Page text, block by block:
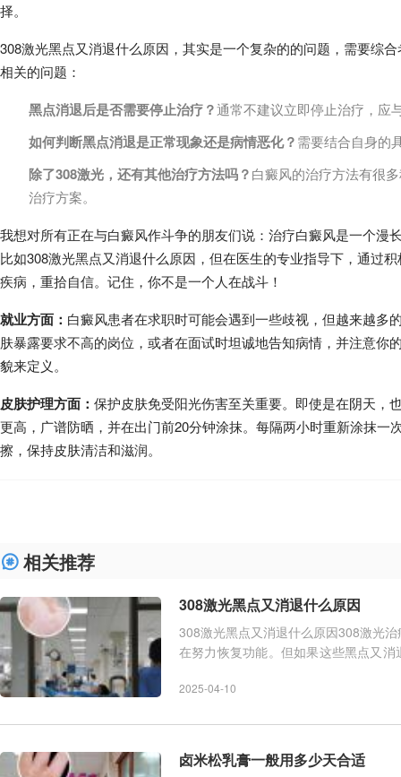
择。
308激光黑点又消退什么原因，其实是一个复杂的的问题，需要综
相关的问题：
黑点消退后是否需要停止治疗？通常不建议立即停止治疗，应
如何判断黑点消退是正常现象还是病情恶化？需要结合自身的
除了308激光，还有其他治疗方法吗？白癜风的治疗方法有很
治疗方案。
我想对所有正在与白癜风作斗争的朋友们说：治疗白癜风是一个
比如308激光黑点又消退什么原因，但在医生的专业指导下，通过
疾病，重拾自信。记住，你不是一个人在战斗！
就业方面： 白癜风患者在求职时可能会遇到一些歧视，但越来越多
肤暴露要求不高的岗位，或者在面试时坦诚地告知病情，并注意
貌来定义。
皮肤护理方面： 保护皮肤免受阳光伤害至关重要。即使是在阴天，
更高，广谱防晒，并在出门前20分钟涂抹。每隔两小时重新涂抹
擦，保持皮肤清洁和滋润。
相关推荐
308激光黑点又消退什么原因
308激光黑点又消退什么原因308激光
在努力恢复功能。但如果这些黑点又
2025-04-10
卤米松乳膏一般用多少天合适